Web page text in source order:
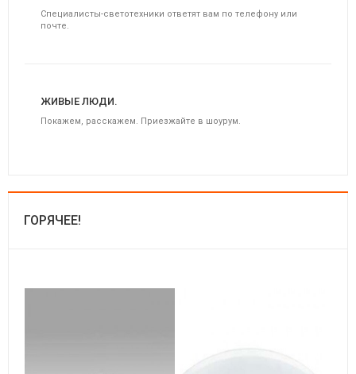
Специалисты-светотехники ответят вам по телефону или
почте.
ЖИВЫЕ ЛЮДИ.
Покажем, расскажем. Приезжайте в шоурум.
ГОРЯЧЕЕ!